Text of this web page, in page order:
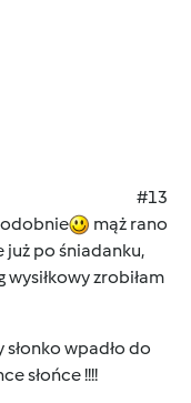
#13
mąż rano
już po śniadanku,
zrobiłam
wpadło do
słońce !!!!